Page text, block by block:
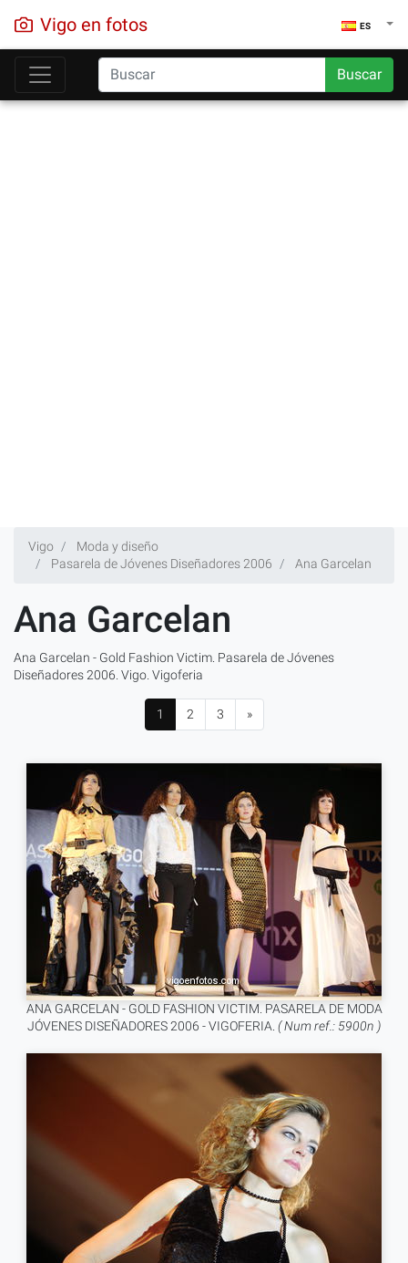
Vigo en fotos ES
Buscar
Vigo
Moda y diseño
Pasarela de Jóvenes Diseñadores 2006
Ana Garcelan
Ana Garcelan
Ana Garcelan - Gold Fashion Victim. Pasarela de Jóvenes
Diseñadores 2006. Vigo. Vigoferia
1 2 3 »
ANA GARCELAN - GOLD FASHION VICTIM. PASARELA DE MODA
JÓVENES DISEÑADORES 2006 - VIGOFERIA. ( Num ref.: 5900n )